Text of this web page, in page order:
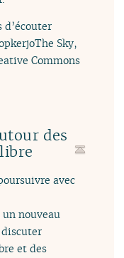
d’écouter
Sky,
Commons
des
avec
un nouveau
et des